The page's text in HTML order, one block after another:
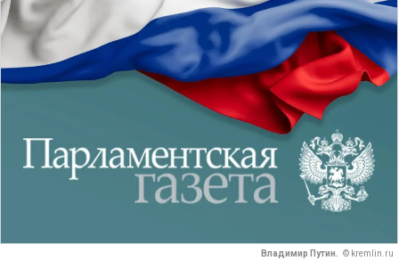
Владимир Путин. © kremlin.ru